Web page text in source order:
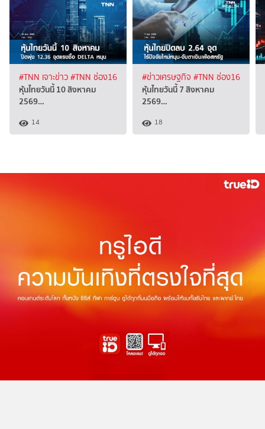
#TNN เจาะข่าว#TNN ช่อง16
หุ้นไทยวันนี้ 10 สิงหาคม
2569…
14
#ข่าวเศรษฐกิจ #TNN ช่อง16
หุ้นไทยวันนี้ 7 สิงหาคม
2569…
18